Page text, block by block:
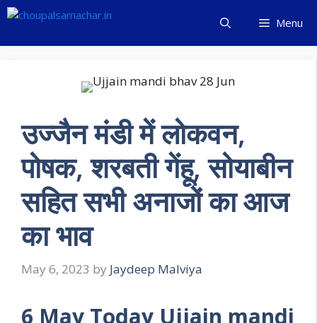
Skip
content
Menu
उज्जैन मंडी में लोकवन,
पोषक, शरबती गेंहू, सोयाबीन
सहित सभी अनाजों का आज
का भाव
May 6, 2023 by Jaydeep Malviya
6 May Today Ujjain mandi